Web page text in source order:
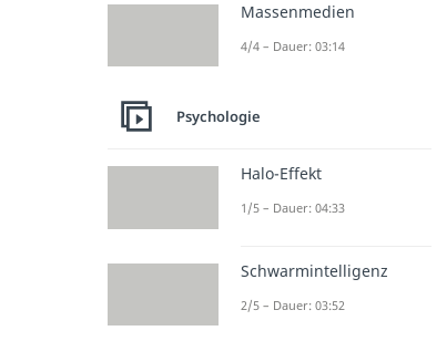
Massenmedien
4/4 – Dauer: 03:14
Psychologie
Halo-Effekt
1/5 – Dauer: 04:33
Schwarmintelligenz
2/5 – Dauer: 03:52